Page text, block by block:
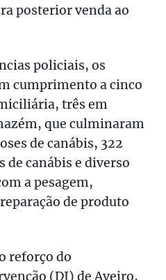
posterior venda ao
policiais, os
cumprimento a cinco
três em
que culminaram
de canábis, 322
de canábis e diverso
a pesagem,
de produto
reforço do
(DI) de Aveiro,